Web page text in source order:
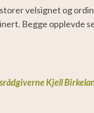
velsignet og
Begge opplevde
Kjell